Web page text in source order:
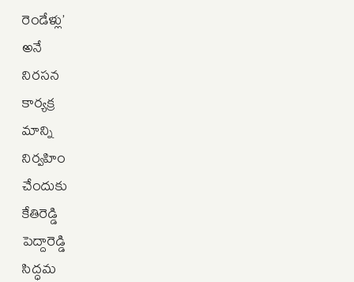
రెండేళ్లు’
అనే
నిరసన
కార్యక్ర
మాన్ని
నిర్వహిం
చేందుకు
కేతిరెడ్డి
పెద్దారెడ్డి
సిద్ధమ